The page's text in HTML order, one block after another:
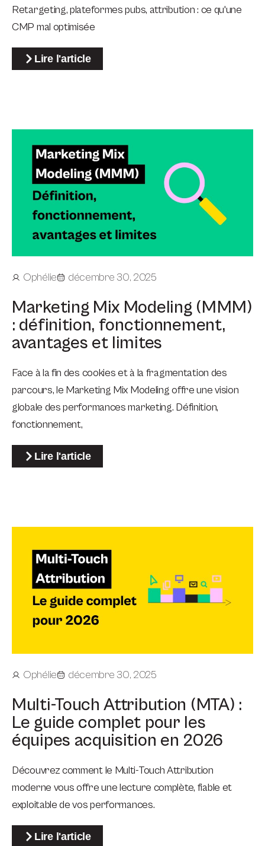
Retargeting, plateformes pubs, attribution : ce qu'une
CMP mal optimisée
Lire l'article
Ophélie décembre 30, 2025
Marketing Mix Modeling (MMM)
: définition, fonctionnement,
avantages et limites
Face à la fin des cookies et à la fragmentation des
parcours, le Marketing Mix Modeling offre une vision
globale des performances marketing. Définition,
fonctionnement,
Lire l'article
Ophélie décembre 30, 2025
Multi-Touch Attribution (MTA) :
Le guide complet pour les
équipes acquisition en 2026
Découvrez comment le Multi-Touch Attribution
moderne vous offre une lecture complète, fiable et
exploitable de vos performances.
Lire l'article